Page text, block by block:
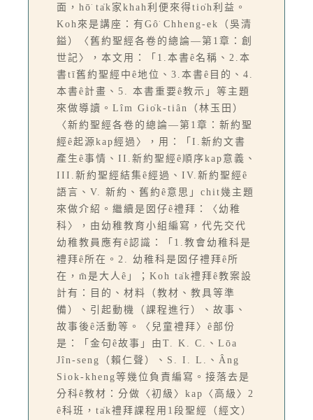
面，hō͘ ta̍k家khah利便來得tio̍h利益。
Koh來是講座：有Gô͘ Chheng-ek（吳清
鎰）〈舊約聖經各卷的總論—第1章：創
世記〉，本文用：「1.本書ê名稱、2.本
書tī舊約聖經中ê地位、3.本書ê目的、4.
本書ê計畫、5. 本書重要ê教示」等主題
來做導讀。Lîm Gio̍k-tiân（林玉田）
〈新約聖經各卷的總論—第1章：新約聖
經ê起源kap經過〉，用：「I.新約文書
產生ê事情、II.新約聖經ê順序kap意義、
III.新約聖經結集ê經過、IV.新約聖經ê
語言、V. 新約、舊約ê意思」chit幾主題
來做介紹。繼續是囡仔ê禮拜：〈幼稚
科〉，由幼稚教育小組編寫，代先交代
幼稚教員應有ê認識：「1.教會幼稚科是
禮拜ê所在。2. 幼稚科是囡仔禮拜ê所
在，m̄是大人ê」；Koh ta̍k禮拜ê教案設
計有：目的、材料（教材、教具等準
備）、引起動機（課程進行）、故事、
故事後ê活動等。〈兒童禮拜〉ê部份
是：「金句ê故事」由T. K. C.、Lōa
Jîn-seng（賴仁聲）、S. I. L.、Âng
Siok-kheng等幾位負責編寫。接落去是
分科ê教材：分做〈初級〉kap〈高級〉2
ê科班，ta̍k禮拜課程用1段聖經（經文）